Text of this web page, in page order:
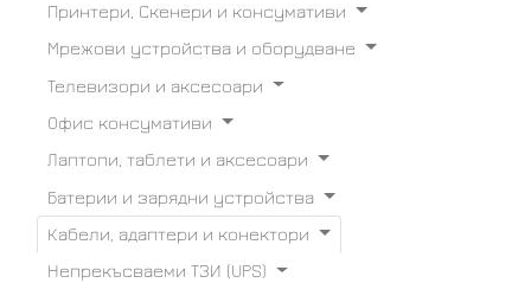
Принтери, Скенери и консумативи
Мрежови устройства и оборудване
Телевизори и аксесоари
Офис консумативи
Лаптопи, таблети и аксесоари
Батерии и зарядни устройства
Кабели, адаптери и конектори
Непрекъсваеми ТЗИ (UPS)